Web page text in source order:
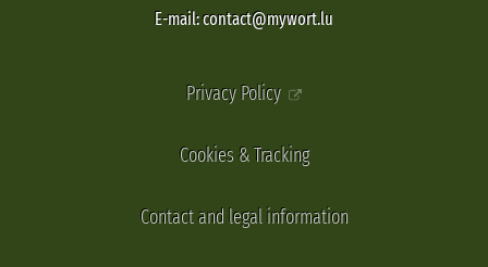
E-mail: contact@mywort.lu
Privacy Policy
Cookies & Tracking
Contact and legal information